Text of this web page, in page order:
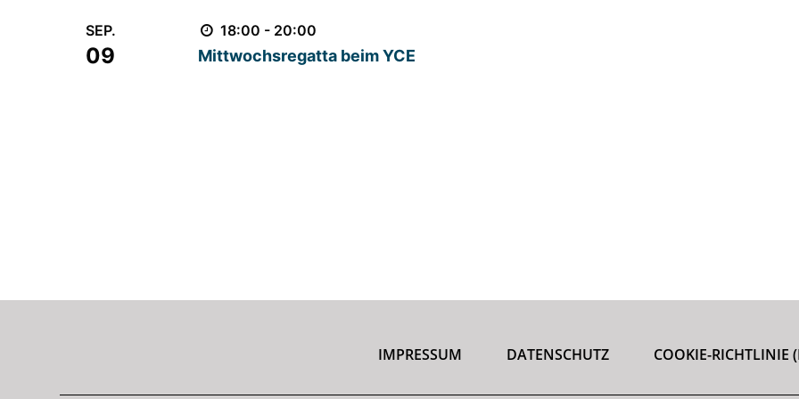
SEP.
09
18:00 - 20:00
Mittwochsregatta beim YCE
IMPRESSUM DATENSCHUTZ COOKIE-RICHTLINIE